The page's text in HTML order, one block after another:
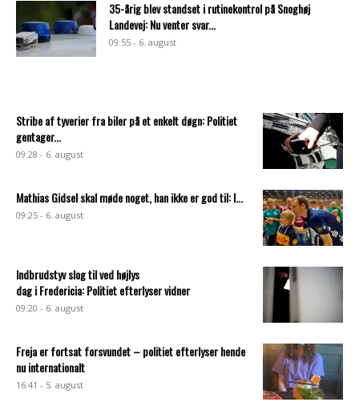
35-årig blev standset i rutinekontrol på Snoghøj
Landevej: Nu venter svar...
09:55 - 6. august
Stribe af tyverier fra biler på et enkelt døgn: Politiet
gentager...
09:28 - 6. august
Mathias Gidsel skal møde noget, han ikke er god til: I...
09:25 - 6. august
Indbrudstyv slog til ved højlys
dag i Fredericia: Politiet efterlyser vidner
09:20 - 6. august
Freja er fortsat forsvundet – politiet efterlyser hende
nu internationalt
16:41 - 5. august